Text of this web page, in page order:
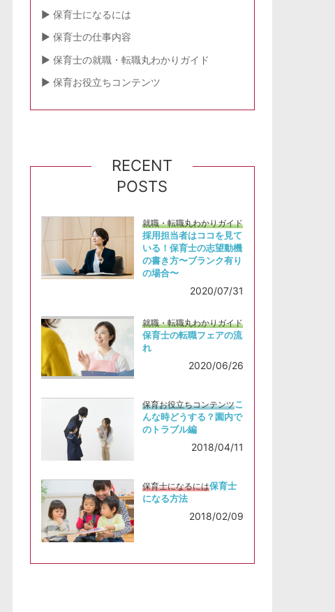
保育士になるには
保育士の仕事内容
保育士の就職・転職丸わかりガイド
保育お役立ちコンテンツ
RECENT
POSTS
就職・転職丸わかりガイド
採用担当者はココを見て
いる！保育士の志望動機
の書き方〜ブランク有り
の場合〜
2020/07/31
就職・転職丸わかりガイド
保育士の転職フェアの流
れ
2020/06/26
保育お役立ちコンテンツこ
んな時どうする？園内で
のトラブル編
2018/04/11
保育士になるには保育士
になる方法
2018/02/09